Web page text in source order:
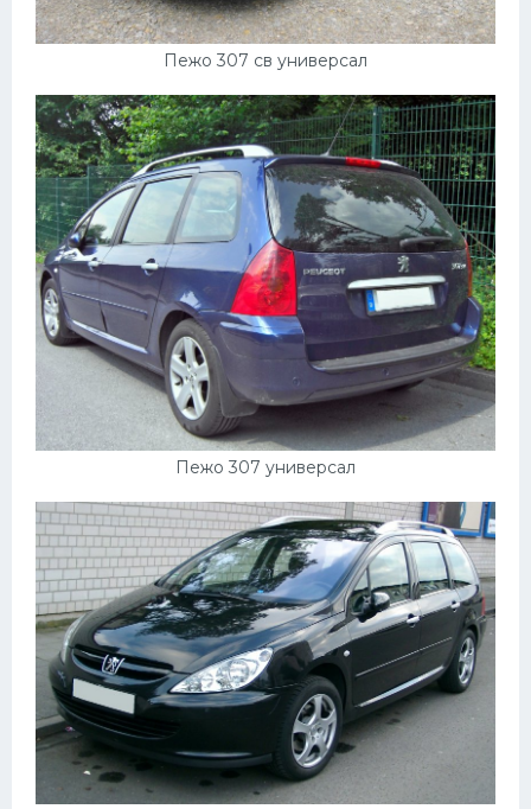
Пежо 307 св универсал
Пежо 307 универсал